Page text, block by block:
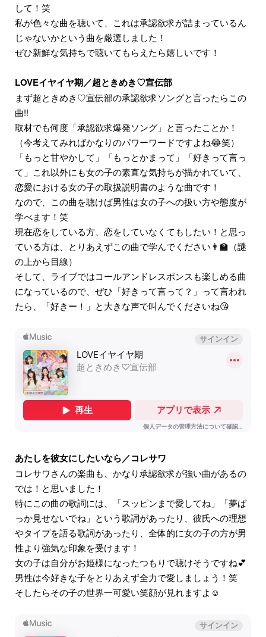
して！笑
私が色々な曲を聴いて、これは承認欲求が詰まっているん
じゃないかという曲を厳選しました！
ぜひ新鮮な気持ちで聴いてもらえたら嬉しいです！
LOVEイヤイヤ期／超ときめき♡宣伝部
まず超ときめき♡宣伝部の承認欲求ソングと言ったらこの
曲!!
取材でも何度「承認欲求爆発ソング」と言ったことか！
（今考えてみればかなりのパワーワードですよね😂笑）
「もっと甘やかして」「もっとかまって」「好きって言っ
て」これ以外にも女の子の素直な気持ちが描かれていて、
恋愛における女の子の取扱説明書のような曲です！
なので、この曲を聴けば男性は女の子への扱い方や態度が
学べます！笑
現在恋をしている方、恋をしていなくてもしたい！と思っ
ている方は、とりあえずこの曲で学んでください👨‍🏫（謎
の上から目線）
そして、ライブではコールアンドレスポンスも楽しめる曲
になっているので、ぜひ「好きって言って？」って言われ
たら、「好きー！」と大きな声で叫んでくださいね😘
あたしを彼女にしたいなら／コレサワ
コレサワさんの楽曲も、かなり承認欲求が強い曲があるの
では！と思いました！
特にこの曲の歌詞には、「スッピンまで愛してね」「夢ば
っか見せないでね」という歌詞があったり、彼氏への理想
やタイプを語る歌詞があったり、全体的に女の子の方が男
性より強気な印象を受けます！
女の子は自分がお姫様になったつもりで聴けそうですね💕︎
男性は今好きな子をとりあえず全力で愛しましょう！笑
そしたらその子の世界一可愛い笑顔が見れますよ☺️